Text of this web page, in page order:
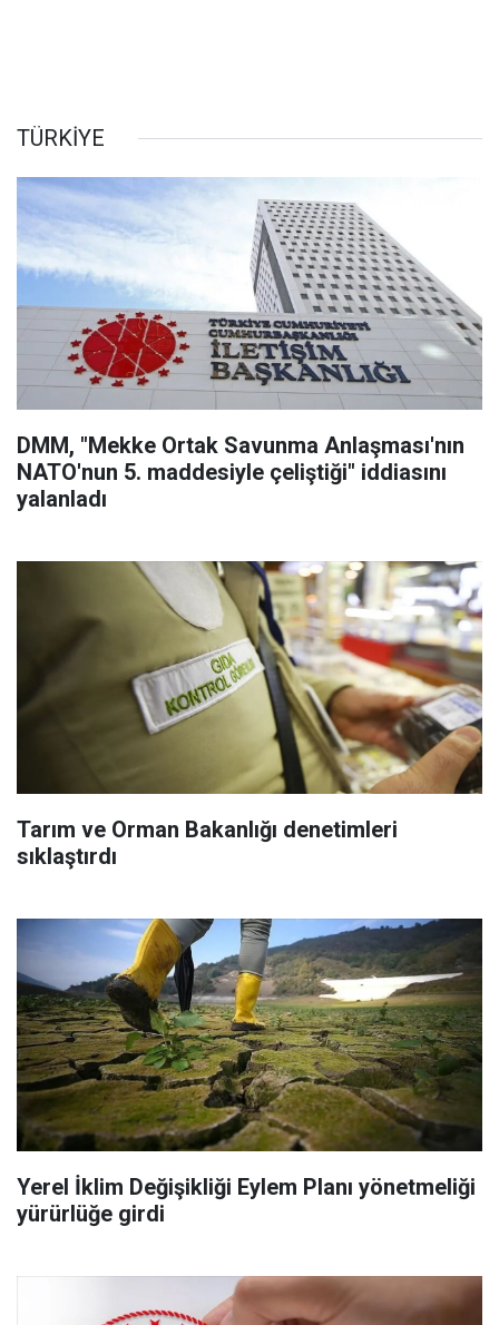
TÜRKİYE
DMM, "Mekke Ortak Savunma Anlaşması'nın
NATO'nun 5. maddesiyle çeliştiği" iddiasını
yalanladı
Tarım ve Orman Bakanlığı denetimleri
sıklaştırdı
Yerel İklim Değişikliği Eylem Planı yönetmeliği
yürürlüğe girdi